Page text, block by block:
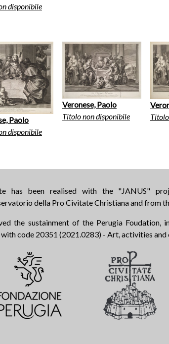
disponibile
Paolo
disponibile
Veronese, Paolo
Titolo non disponibile
has been realised with the "JANUS"
della Pro Civitate Christiana and from
the sustainment of the Perugia Foudation,
code 20351 (2021.0283) - Art, activities